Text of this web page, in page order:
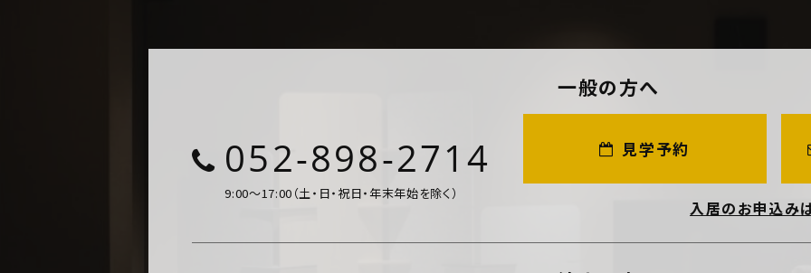
一般の方へ
052-898-2714
9:00～17:00（土・日・祝日・年末年始を除く）
見学予約
入居のお申込み